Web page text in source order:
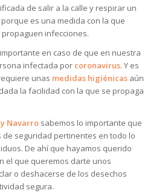
de salir a la calle y respirar un
es una medida con la que
infecciones.
en caso de que en nuestra
infectada por coronavirus. Y es
unas medidas higiénicasaún
la facilidad con la que se propaga
Navarro sabemos lo importante que
seguridad pertinentes en todo lo
De ahí que hayamos querido
el que queremos darte unos
o deshacerse de los desechos
segura.